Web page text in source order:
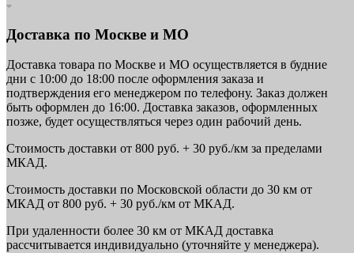
Доставка по Москве и МО
Доставка товара по Москве и МО осуществляется в будние
дни с 10:00 до 18:00 после оформления заказа и
подтверждения его менеджером по телефону. Заказ должен
быть оформлен до 16:00. Доставка заказов, оформленных
позже, будет осуществляться через один рабочий день.
Стоимость доставки от 800 руб. + 30 руб./км за пределами
МКАД.
Стоимость доставки по Московской области до 30 км от
МКАД от 800 руб. + 30 руб./км от МКАД.
При удаленности более 30 км от МКАД доставка
рассчитывается индивидуально (уточняйте у менеджера).